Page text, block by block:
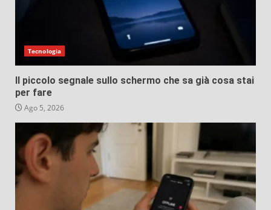
Tecnologia
Il piccolo segnale sullo schermo che sa già cosa stai
per fare
Ago 5, 2026